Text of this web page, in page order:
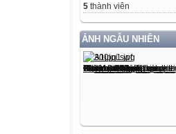
5 thành viên
ẢNH NGẪU NHIÊN